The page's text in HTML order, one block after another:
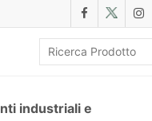
industriali e